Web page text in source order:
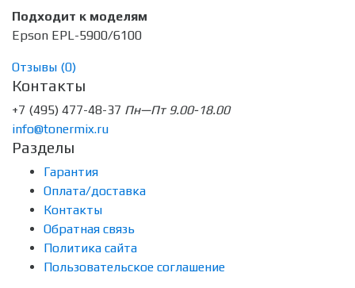
Подходит к моделям
Epson EPL-5900/6100
Отзывы (0)
Контакты
+7 (495) 477-48-37 Пн—Пт 9.00-18.00
info@tonermix.ru
Разделы
Гарантия
Оплата/доставка
Контакты
Обратная связь
Политика сайта
Пользовательское соглашение